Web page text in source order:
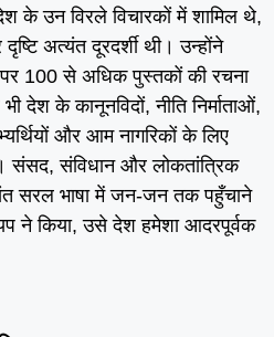
के उन विरले विचारकों में शामिल थे,
अत्यंत दूरदर्शी थी। उन्होंने
100 से अधिक पुस्तकों की रचना
के कानूनविदों, नीति निर्माताओं,
और आम नागरिकों के लिए
हैं। संसद, संविधान और लोकतांत्रिक
सरल भाषा में जन-जन तक पहुँचाने
ने किया, उसे देश हमेशा आदरपूर्वक